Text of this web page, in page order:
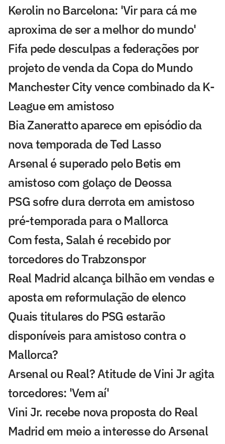
Kerolin no Barcelona: 'Vir para cá me
aproxima de ser a melhor do mundo'
Fifa pede desculpas a federações por
projeto de venda da Copa do Mundo
Manchester City vence combinado da K-
League em amistoso
Bia Zaneratto aparece em episódio da
nova temporada de Ted Lasso
Arsenal é superado pelo Betis em
amistoso com golaço de Deossa
PSG sofre dura derrota em amistoso
pré-temporada para o Mallorca
Com festa, Salah é recebido por
torcedores do Trabzonspor
Real Madrid alcança bilhão em vendas e
aposta em reformulação de elenco
Quais titulares do PSG estarão
disponíveis para amistoso contra o
Mallorca?
Arsenal ou Real? Atitude de Vini Jr agita
torcedores: 'Vem aí'
Vini Jr. recebe nova proposta do Real
Madrid em meio a interesse do Arsenal